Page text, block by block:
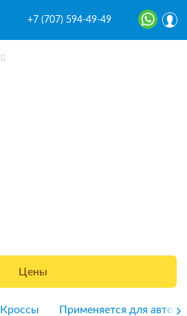
+7 (707) 594-49-49
Цены
Кроссы Применяется для авто